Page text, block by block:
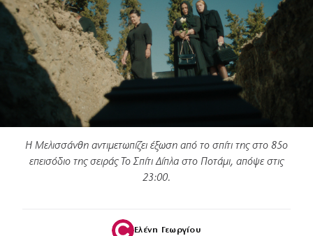
Η Μελισσάνθη αντιμετωπίζει έξωση από το σπίτι της στο 85ο
επεισόδιο της σειράς Το Σπίτι Δίπλα στο Ποτάμι, απόψε στις
23:00.
Ελένη Γεωργίου